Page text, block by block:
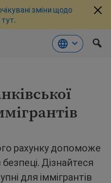
зміни щодо
тут.
рахунку допоможе
Дізнайтеся
для іммігрантів